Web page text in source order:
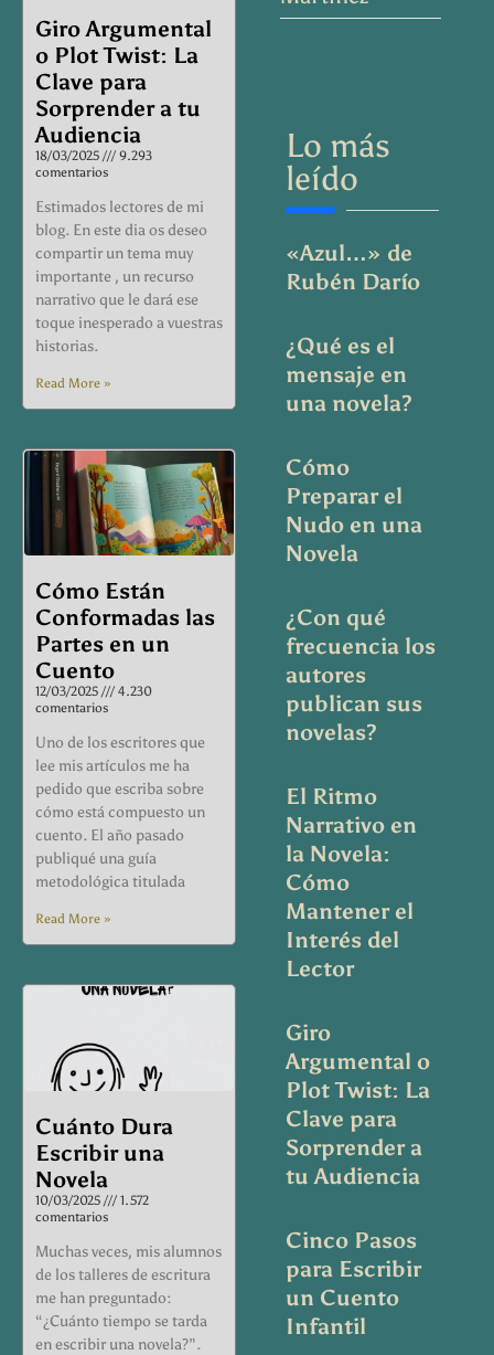
Giro Argumental
o Plot Twist: La
Clave para
Sorprender a tu
Audiencia
18/03/2025
9.293
comentarios
Estimados lectores de mi
blog. En este dia os deseo
compartir un tema muy
importante , un recurso
narrativo que le dará ese
toque inesperado a vuestras
historias.
Read More »
Cómo Están
Conformadas las
Partes en un
Cuento
12/03/2025
4.230
comentarios
Uno de los escritores que
lee mis artículos me ha
pedido que escriba sobre
cómo está compuesto un
cuento. El año pasado
publiqué una guía
metodológica titulada
Read More »
Cuánto Dura
Escribir una
Novela
10/03/2025
1.572
comentarios
Muchas veces, mis alumnos
de los talleres de escritura
me han preguntado:
“¿Cuánto tiempo se tarda
en escribir una novela?”.
Lo más
leído
«Azul…» de
Rubén Darío
¿Qué es el
mensaje en
una novela?
Cómo
Preparar el
Nudo en una
Novela
¿Con qué
frecuencia los
autores
publican sus
novelas?
El Ritmo
Narrativo en
la Novela:
Cómo
Mantener el
Interés del
Lector
Giro
Argumental o
Plot Twist: La
Clave para
Sorprender a
tu Audiencia
Cinco Pasos
para Escribir
un Cuento
Infantil